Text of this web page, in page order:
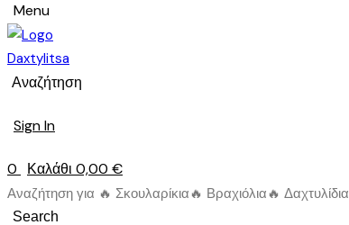
Menu
Αναζήτηση
Sign In
0 Καλάθι 0,00 €
Αναζήτηση για 🔥 Σκουλαρίκια🔥 Βραχιόλια🔥 Δαχτυλίδια
Search